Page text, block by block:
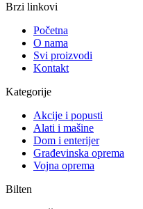
Brzi linkovi
Početna
O nama
Svi proizvodi
Kontakt
Kategorije
Akcije i popusti
Alati i mašine
Dom i enterijer
Građevinska oprema
Vojna oprema
Bilten